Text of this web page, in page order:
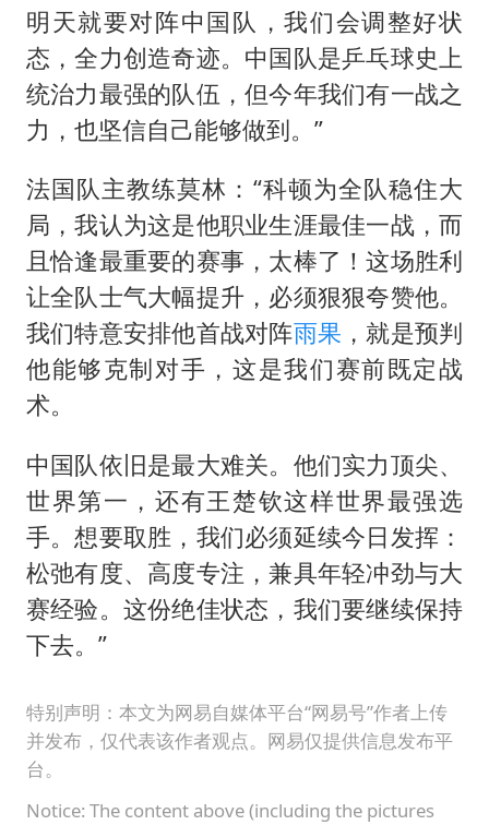
明天就要对阵中国队，我们会调整好状
态，全力创造奇迹。中国队是乒乓球史上
统治力最强的队伍，但今年我们有一战之
力，也坚信自己能够做到。”
法国队主教练莫林：“科顿为全队稳住大
局，我认为这是他职业生涯最佳一战，而
且恰逢最重要的赛事，太棒了！这场胜利
让全队士气大幅提升，必须狠狠夸赞他。
我们特意安排他首战对阵雨果 ，就是预判
他能够克制对手，这是我们赛前既定战
术。
中国队依旧是最大难关。他们实力顶尖、
世界第一，还有王楚钦这样世界最强选
手。想要取胜，我们必须延续今日发挥：
松弛有度、高度专注，兼具年轻冲劲与大
赛经验。这份绝佳状态，我们要继续保持
下去。”
特别声明：本文为网易自媒体平台“网易号”作者上传
并发布，仅代表该作者观点。网易仅提供信息发布平
台。
Notice: The content above (including the pictures